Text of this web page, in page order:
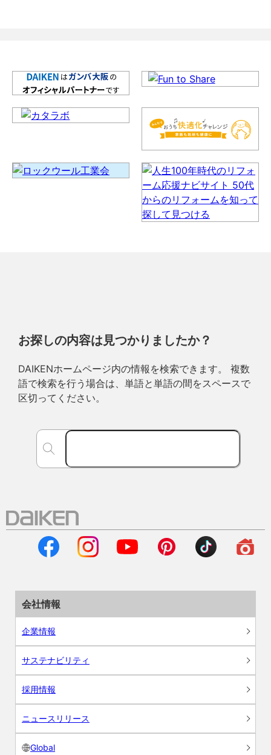
お探しの内容は見つかりましたか？
DAIKENホームページ内の情報を検索できます。 複数
語で検索を行う場合は、単語と単語の間をスペースで
区切ってください。
会社情報
企業情報
サステナビリティ
採用情報
ニュースリリース
Global